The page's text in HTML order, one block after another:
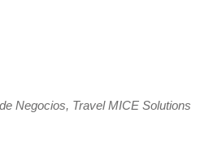
Negocios, Travel MICE Solutions